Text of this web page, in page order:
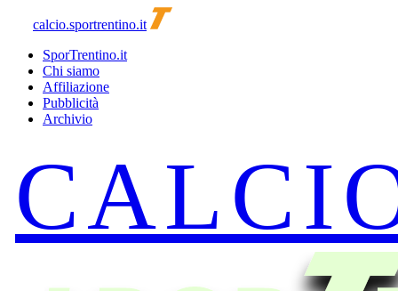
calcio.sportrentino.it
SporTrentino.it
Chi siamo
Affiliazione
Pubblicità
Archivio